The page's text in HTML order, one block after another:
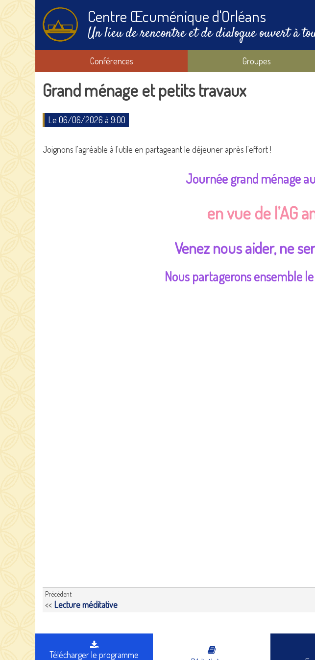
Centre Œcuménique d'Orléans
Un lieu de rencontre et de dialogue ouvert à
Conférences Groupes
Grand ménage et petits travaux
Le 06/06/2026 à 9:00
Joignons l'agréable à l'utile en partageant le déjeuner après l'effort !
Journée grand ménage
en vue de l’AG
Venez nous aider, ne
Nous partagerons ensemble
Précédent
<< Lecture méditative
Télécharger le programme